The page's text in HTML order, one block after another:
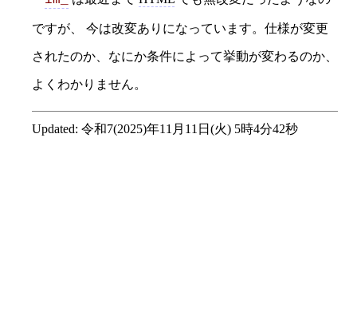
ですが、 今は改変ありになっています。仕様が変更
されたのか、なにか条件によって挙動が変わるのか、
よくわかりません。
Updated: 令和7(2025)年11月11日(火) 5時4分42秒